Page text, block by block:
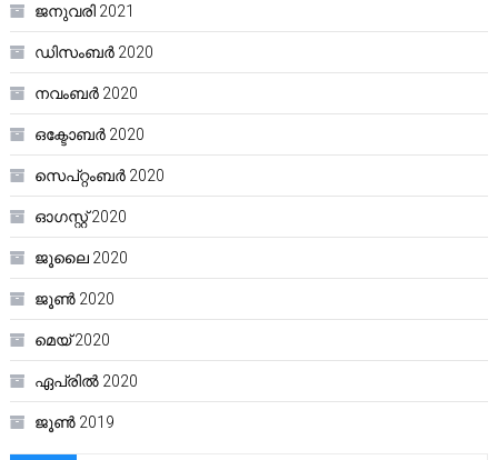
ജനുവരി 2021
ഡിസംബർ 2020
നവംബർ 2020
ഒക്ടോബർ 2020
സെപ്റ്റംബർ 2020
ഓഗസ്റ്റ്‌ 2020
ജൂലൈ 2020
ജൂൺ 2020
മെയ്‌ 2020
ഏപ്രിൽ 2020
ജൂൺ 2019